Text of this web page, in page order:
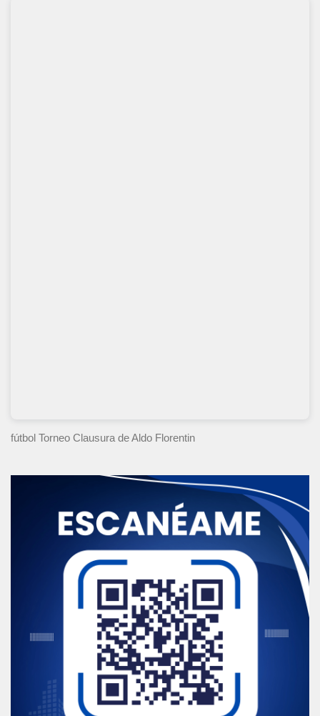
fútbol Torneo Clausura de Aldo Florentin